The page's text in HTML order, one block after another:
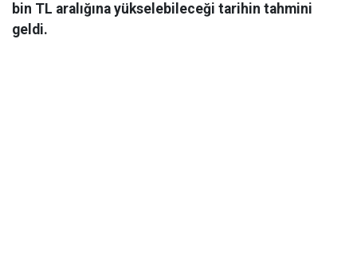
bin TL aralığına yükselebileceği tarihin tahmini
geldi.